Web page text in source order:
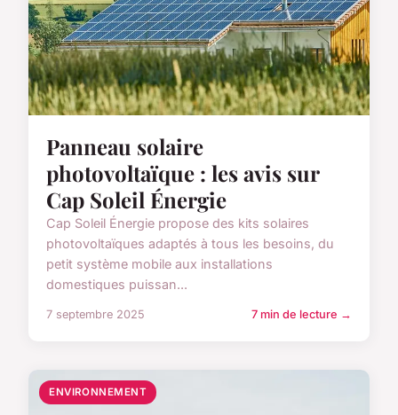
Panneau solaire
photovoltaïque : les avis sur
Cap Soleil Énergie
Cap Soleil Énergie propose des kits solaires
photovoltaïques adaptés à tous les besoins, du
petit système mobile aux installations
domestiques puissan...
7 septembre 2025 7 min de lecture →
ENVIRONNEMENT